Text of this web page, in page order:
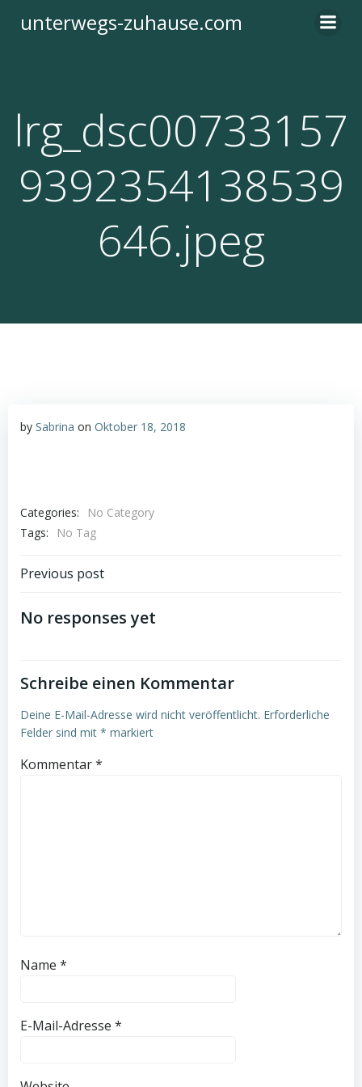
Inhalt
unterwegs-zuhause.com
lrg_dsc00733157
9392354138539
646.jpeg
by Sabrina on Oktober 18, 2018
Categories:
No Category
Tags:
No Tag
Post
navigation
Previous post
No responses yet
Schreibe einen Kommentar
Deine E-Mail-Adresse wird nicht veröffentlicht. Erforderliche
Felder sind mit * markiert
Kommentar*
Name *
E-Mail-Adresse *